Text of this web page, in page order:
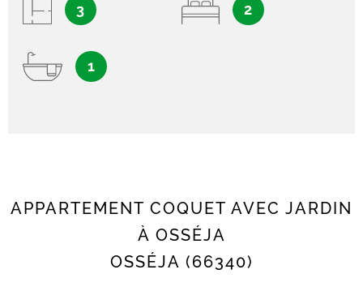
3 2
1
APPARTEMENT COQUET AVEC JARDIN
À OSSÉJA
OSSÉJA (66340)